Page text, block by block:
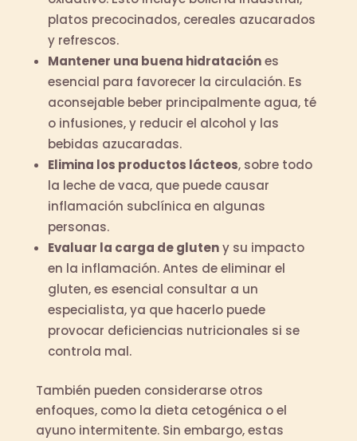
platos precocinados, cereales azucarados
y refrescos.
Mantener una buena hidrataciónes
esencial para favorecer la circulación. Es
aconsejable beber principalmente agua, té
o infusiones, y reducir el alcohol y las
bebidas azucaradas.
Elimina los productos lácteos, sobre todo
la leche de vaca, que puede causar
inflamación subclínica en algunas
personas.
Evaluar la carga de gluteny su impacto
en la inflamación. Antes de eliminar el
gluten, es esencial consultar a un
especialista, ya que hacerlo puede
provocar deficiencias nutricionales si se
controla mal.
También pueden considerarse otros
enfoques, como la dieta cetogénica o el
ayuno intermitente. Sin embargo, estas